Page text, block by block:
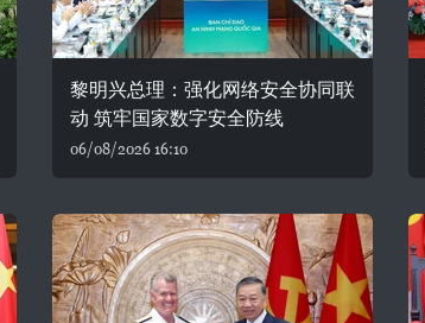
黎明兴总理：强化网络安全协同联
动 筑牢国家数字安全防线
06/08/2026 16:10